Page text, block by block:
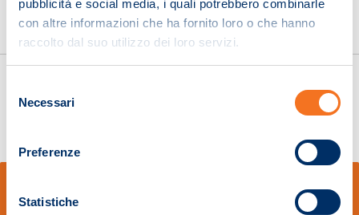
pubblicità e social media, i quali potrebbero combinarle
con altre informazioni che ha fornito loro o che hanno
raccolto dal suo utilizzo dei loro servizi.
delNecessari
Preferenze
Statistiche
Pistoia 01680210505 – R.E.A. n.155974 - Cap.Soc. € 2.000.000,00 i.v. La
Società adotta il Codice Etico D.lgs. 231/01